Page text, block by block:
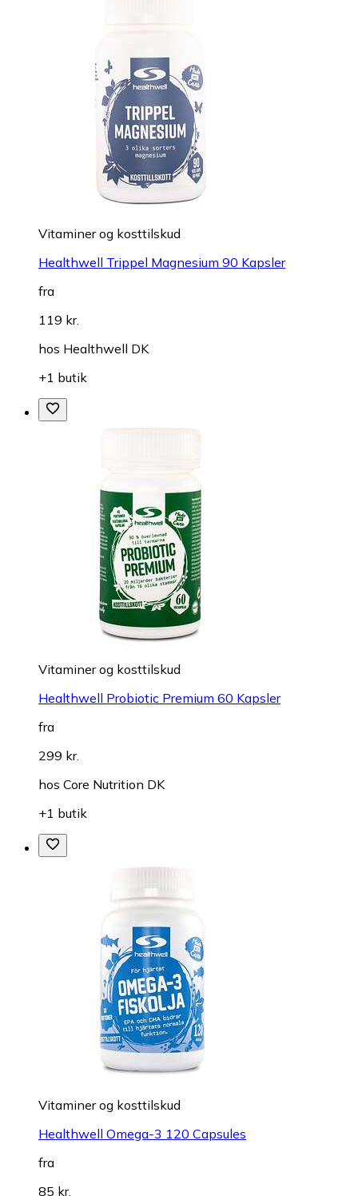
Vitaminer og kosttilskud
Healthwell Trippel Magnesium 90 Kapsler
fra
119 kr.
hos Healthwell DK
+1 butik
Vitaminer og kosttilskud
Healthwell Probiotic Premium 60 Kapsler
fra
299 kr.
hos Core Nutrition DK
+1 butik
Vitaminer og kosttilskud
Healthwell Omega-3 120 Capsules
fra
85 kr.